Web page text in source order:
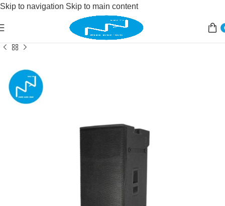
Skip to navigation Skip to main content
Sonorisation/ sonorisation live/